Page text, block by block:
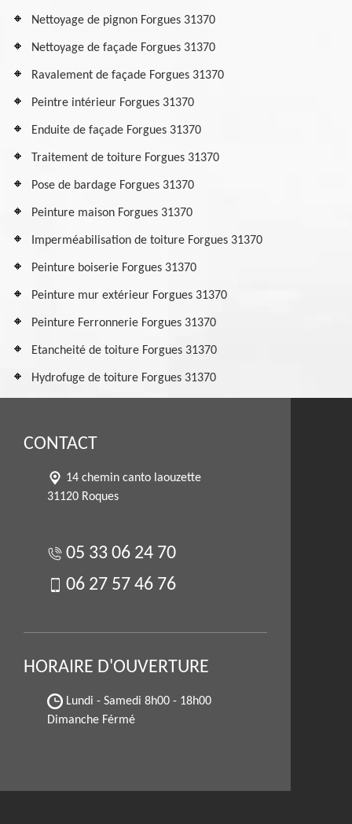
Nettoyage de pignon Forgues 31370
Nettoyage de façade Forgues 31370
Ravalement de façade Forgues 31370
Peintre intérieur Forgues 31370
Enduite de façade Forgues 31370
Traitement de toiture Forgues 31370
Pose de bardage Forgues 31370
Peinture maison Forgues 31370
Imperméabilisation de toiture Forgues 31370
Peinture boiserie Forgues 31370
Peinture mur extérieur Forgues 31370
Peinture Ferronnerie Forgues 31370
Etancheité de toiture Forgues 31370
Hydrofuge de toiture Forgues 31370
CONTACT
14 chemin canto laouzette
31120 Roques
05 33 06 24 70
06 27 57 46 76
HORAIRE D'OUVERTURE
Lundi - Samedi 8h00 - 18h00
Dimanche Férmé